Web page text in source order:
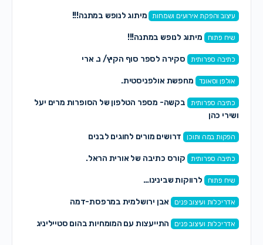
עיצוב והפקת אירועים ושמחות מיתוג לנופש במתנה!!!
שיח פתוח מיתוג לנופש במתנה!!!
כתיבה ספרותית סקירה לספר סוף הקיץ/ נ. ארי
אולפן וסאונד מחפשת אולפניסטית.
כתיבה ספרותית
בקשה- מספר הטלפון של הסופרות מרים יעל
ושירי כהן
הפקות במה ותוכן דרושים מורים לחוגים לבנים
כתיבה ספרותית קורס כתיבה של אורית הראל.
שיח פתוח לרווקות שבינינו…
אדריכלות ועיצוב פנים אבן ירושלמית במרפסת-דמה
אדריכלות ועיצוב פנים התייעצות עם המומחיות בהום סטייליניג